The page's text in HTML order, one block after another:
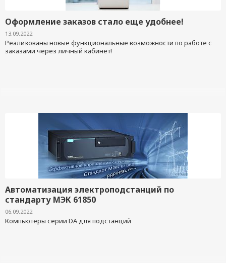
Оформление заказов стало еще удобнее!
13.09.2022
Реализованы новые функциональные возможности по работе с
заказами через личный кабинет!
Автоматизация электроподстанций по
стандарту МЭК 61850
06.09.2022
Компьютеры серии DA для подстанций